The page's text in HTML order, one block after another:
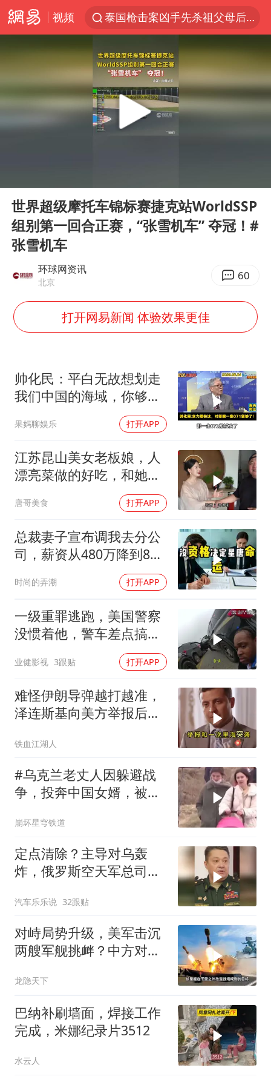
视频
泰国枪击案凶手先杀祖父母后行凶
台风“白海豚”体型变大！环流面积接近13个浙江那么大
泰国校园枪击案死亡人数升至7人
江苏发布台风蓝色预警
宇树科技中一签需缴款7.54万元
女子开一天一夜空调后二氧化碳中毒
台湾海峡南口北上船舶实施交通管制
四川宜宾地震网友称睡觉被摇醒
今日立秋你咬秋了吗
Play
世界超级摩托车锦标赛捷克站WorldSSP
组别第一回合正赛，“张雪机车” 夺冠！#
张雪机车
环球网资讯
北京 60
打开网易新闻 体验效果更佳
帅化民：平白无故想划走
我们中国的海域，你够格
果妈聊娱乐 打开APP
江苏昆山美女老板娘，人
漂亮菜做的好吃，和她小
唐哥美食 打开APP
总裁妻子宣布调我去分公
司，薪资从480万降到8
时尚的弄潮 打开APP
一级重罪逃跑，美国警察
没惯着他，警车差点搞报
业健影视 3跟贴 打开APP
难怪伊朗导弹越打越准，
泽连斯基向美方举报后，
铁血江湖人
#乌克兰老丈人因躲避战
争，投奔中国女婿，被眼
崩坏星穹铁道
定点清除？主导对乌轰
炸，俄罗斯空天军总司令
身亡！
汽车乐乐说 32跟贴
对峙局势升级，美军击沉
两艘军舰挑衅？中方对美
龙隐天下
巴纳补刷墙面，焊接工作
完成，米娜纪录片3512
水云人